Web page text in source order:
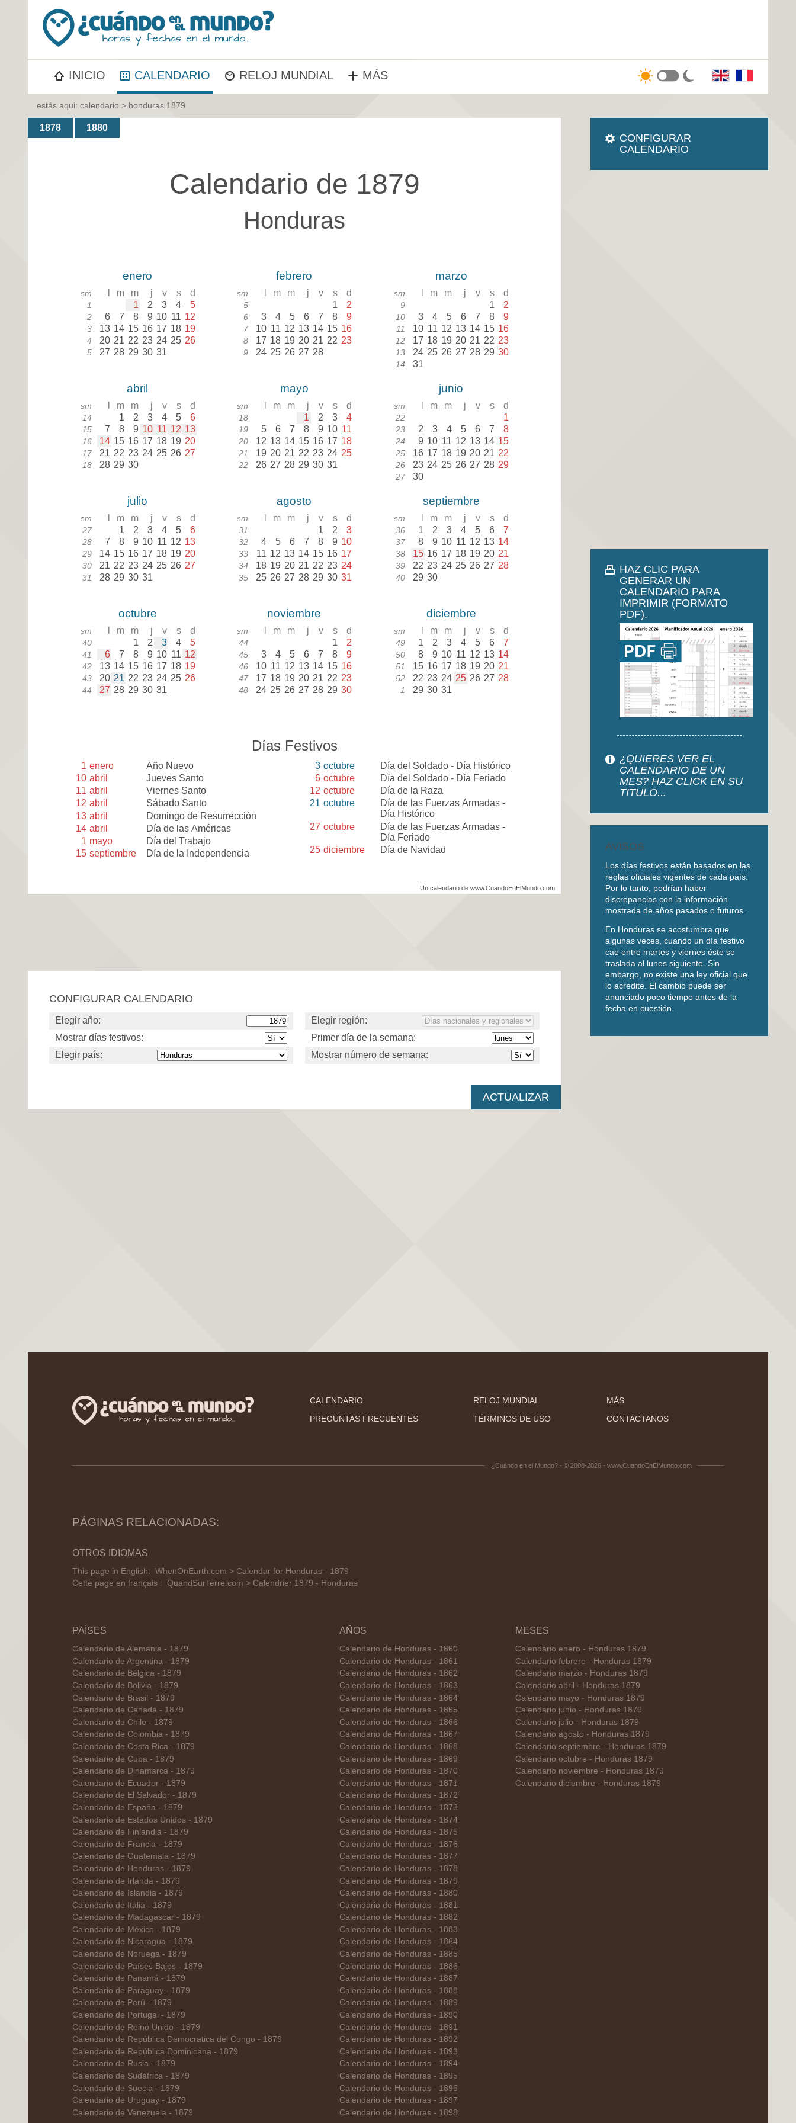
INICIO CALENDARIO RELOJ MUNDIAL MÁS
estás aqui: calendario > honduras 1879
1878 1880
Calendario de 1879
Honduras
enero
sm m m j v s d
1 1 2 3 4 5
2 6 7 8 9 10 11 12
3 13 14 15 16 17 18 19
4 20 21 22 23 24 25 26
5 27 28 29 30 31
febrero
sm m m j v s d
5 1 2
6 3 4 5 6 7 8 9
7 10 11 12 13 14 15 16
8 17 18 19 20 21 22 23
9 24 25 26 27 28
marzo
sm m m j v s d
9 1 2
10 3 4 5 6 7 8 9
11 10 11 12 13 14 15 16
12 17 18 19 20 21 22 23
13 24 25 26 27 28 29 30
14 31
abril
sm m m j v s d
14 1 2 3 4 5 6
15 7 8 9 10 11 12 13
16 14 15 16 17 18 19 20
17 21 22 23 24 25 26 27
18 28 29 30
mayo
sm m m j v s d
18 1 2 3 4
19 5 6 7 8 9 10 11
20 12 13 14 15 16 17 18
21 19 20 21 22 23 24 25
22 26 27 28 29 30 31
junio
sm m m j v s d
22 1
23 2 3 4 5 6 7 8
24 9 10 11 12 13 14 15
25 16 17 18 19 20 21 22
26 23 24 25 26 27 28 29
27 30
julio
sm m m j v s d
27 1 2 3 4 5 6
28 7 8 9 10 11 12 13
29 14 15 16 17 18 19 20
30 21 22 23 24 25 26 27
31 28 29 30 31
agosto
sm m m j v s d
31 1 2 3
32 4 5 6 7 8 9 10
33 11 12 13 14 15 16 17
34 18 19 20 21 22 23 24
35 25 26 27 28 29 30 31
septiembre
sm m m j v s d
36 1 2 3 4 5 6 7
37 8 9 10 11 12 13 14
38 15 16 17 18 19 20 21
39 22 23 24 25 26 27 28
40 29 30
octubre
sm m m j v s d
40 1 2 3 4 5
41 6 7 8 9 10 11 12
42 13 14 15 16 17 18 19
43 20 21 22 23 24 25 26
44 27 28 29 30 31
noviembre
sm m m j v s d
44 1 2
45 3 4 5 6 7 8 9
46 10 11 12 13 14 15 16
47 17 18 19 20 21 22 23
48 24 25 26 27 28 29 30
diciembre
sm m m j v s d
49 1 2 3 4 5 6 7
50 8 9 10 11 12 13 14
51 15 16 17 18 19 20 21
52 22 23 24 25 26 27 28
1 29 30 31
Días Festivos
1 enero
Año Nuevo
10 abril
Jueves Santo
11 abril
Viernes Santo
12 abril
Sábado Santo
13 abril
Domingo de Resurrección
14 abril
Día de las Américas
1 mayo
Día del Trabajo
15 septiembre Día de la Independencia
3 octubre
Día del Soldado - Día Histórico
6 octubre
Día del Soldado - Día Feriado
12 octubre
Día de la Raza
21 octubre
Día de las Fuerzas Armadas -
Día Histórico
27 octubre
Día de las Fuerzas Armadas -
Día Feriado
25 diciembre Día de Navidad
Un calendario de www.CuandoEnElMundo.com
CONFIGURAR CALENDARIO
Elegir año:
Mostrar días festivos:
Elegir país:
Elegir región:
Primer día de la semana:
Mostrar número de semana:
CONFIGURAR
CALENDARIO
HAZ CLIC PARA
GENERAR UN
CALENDARIO PARA
IMPRIMIR (FORMATO
PDF).
¿QUIERES VER EL
CALENDARIO DE UN
MES? HAZ CLICK EN SU
TITULO...
AVISOS
Los días festivos están basados en las
reglas oficiales vigentes de cada país.
Por lo tanto, podrían haber
discrepancias con la información
mostrada de años pasados o futuros.
En Honduras se acostumbra que
algunas veces, cuando un día festivo
cae entre martes y viernes éste se
traslada al lunes siguiente. Sin
embargo, no existe una ley oficial que
lo acredite. El cambio puede ser
anunciado poco tiempo antes de la
fecha en cuestión.
CALENDARIO RELOJ MUNDIAL
MÁS
PREGUNTAS FRECUENTES
TÉRMINOS DE USO CONTACTANOS
¿Cuándo en el Mundo? - © 2008-2026 - www.CuandoEnElMundo.com
PÁGINAS RELACIONADAS:
OTROS IDIOMAS
This page in English: WhenOnEarth.com > Calendar for Honduras - 1879
Cette page en français : QuandSurTerre.com > Calendrier 1879 - Honduras
PAÍSES
Calendario de Alemania - 1879
Calendario de Argentina - 1879
Calendario de Bélgica - 1879
Calendario de Bolivia - 1879
Calendario de Brasil - 1879
Calendario de Canadá - 1879
Calendario de Chile - 1879
Calendario de Colombia - 1879
Calendario de Costa Rica - 1879
Calendario de Cuba - 1879
Calendario de Dinamarca - 1879
Calendario de Ecuador - 1879
Calendario de El Salvador - 1879
Calendario de España - 1879
Calendario de Estados Unidos - 1879
Calendario de Finlandia - 1879
Calendario de Francia - 1879
Calendario de Guatemala - 1879
Calendario de Honduras - 1879
Calendario de Irlanda - 1879
Calendario de Islandia - 1879
Calendario de Italia - 1879
Calendario de Madagascar - 1879
Calendario de México - 1879
Calendario de Nicaragua - 1879
Calendario de Noruega - 1879
Calendario de Países Bajos - 1879
Calendario de Panamá - 1879
Calendario de Paraguay - 1879
Calendario de Perú - 1879
Calendario de Portugal - 1879
Calendario de Reino Unido - 1879
Calendario de República Democratica del Congo - 1879
Calendario de República Dominicana - 1879
Calendario de Rusia - 1879
Calendario de Sudáfrica - 1879
Calendario de Suecia - 1879
Calendario de Uruguay - 1879
Calendario de Venezuela - 1879
AÑOS
Calendario de Honduras - 1860
Calendario de Honduras - 1861
Calendario de Honduras - 1862
Calendario de Honduras - 1863
Calendario de Honduras - 1864
Calendario de Honduras - 1865
Calendario de Honduras - 1866
Calendario de Honduras - 1867
Calendario de Honduras - 1868
Calendario de Honduras - 1869
Calendario de Honduras - 1870
Calendario de Honduras - 1871
Calendario de Honduras - 1872
Calendario de Honduras - 1873
Calendario de Honduras - 1874
Calendario de Honduras - 1875
Calendario de Honduras - 1876
Calendario de Honduras - 1877
Calendario de Honduras - 1878
Calendario de Honduras - 1879
Calendario de Honduras - 1880
Calendario de Honduras - 1881
Calendario de Honduras - 1882
Calendario de Honduras - 1883
Calendario de Honduras - 1884
Calendario de Honduras - 1885
Calendario de Honduras - 1886
Calendario de Honduras - 1887
Calendario de Honduras - 1888
Calendario de Honduras - 1889
Calendario de Honduras - 1890
Calendario de Honduras - 1891
Calendario de Honduras - 1892
Calendario de Honduras - 1893
Calendario de Honduras - 1894
Calendario de Honduras - 1895
Calendario de Honduras - 1896
Calendario de Honduras - 1897
Calendario de Honduras - 1898
MESES
Calendario enero - Honduras 1879
Calendario febrero - Honduras 1879
Calendario marzo - Honduras 1879
Calendario abril - Honduras 1879
Calendario mayo - Honduras 1879
Calendario junio - Honduras 1879
Calendario julio - Honduras 1879
Calendario agosto - Honduras 1879
Calendario septiembre - Honduras 1879
Calendario octubre - Honduras 1879
Calendario noviembre - Honduras 1879
Calendario diciembre - Honduras 1879